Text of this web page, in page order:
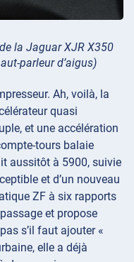
la Jaguar XJR X350
parleur d’aigus)
Ah, voilà, la
quasi
et une accélération
tours balaie
aussitôt à 5900, suivie
et d’un nouveau
ZF à six rapports
et propose
s’il faut ajouter «
elle a déjà